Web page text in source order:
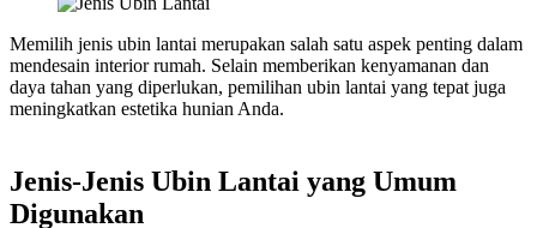
Memilih jenis ubin lantai merupakan salah satu aspek penting dalam
mendesain interior rumah. Selain memberikan kenyamanan dan
daya tahan yang diperlukan, pemilihan ubin lantai yang tepat juga
meningkatkan estetika hunian Anda.
Jenis-Jenis Ubin Lantai yang Umum
Digunakan